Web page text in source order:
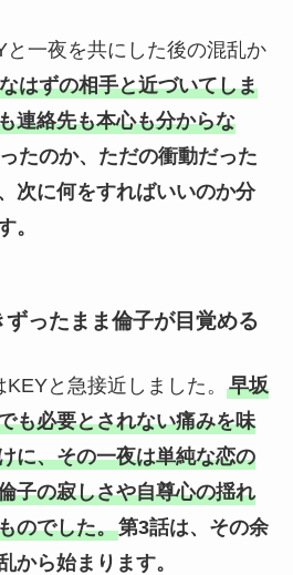
一夜を共にした後の混乱か
はずの相手と近づいてしま
連絡先も本心も分からな
たのか、ただの衝動だった
次に何をすればいいのか分
。
ったまま倫子が目覚める
と急接近しました。 早坂
も必要とされない痛みを味
に、その一夜は単純な恋の
子の寂しさや自尊心の揺れ
のでした。第3話は、その余
から始まります。